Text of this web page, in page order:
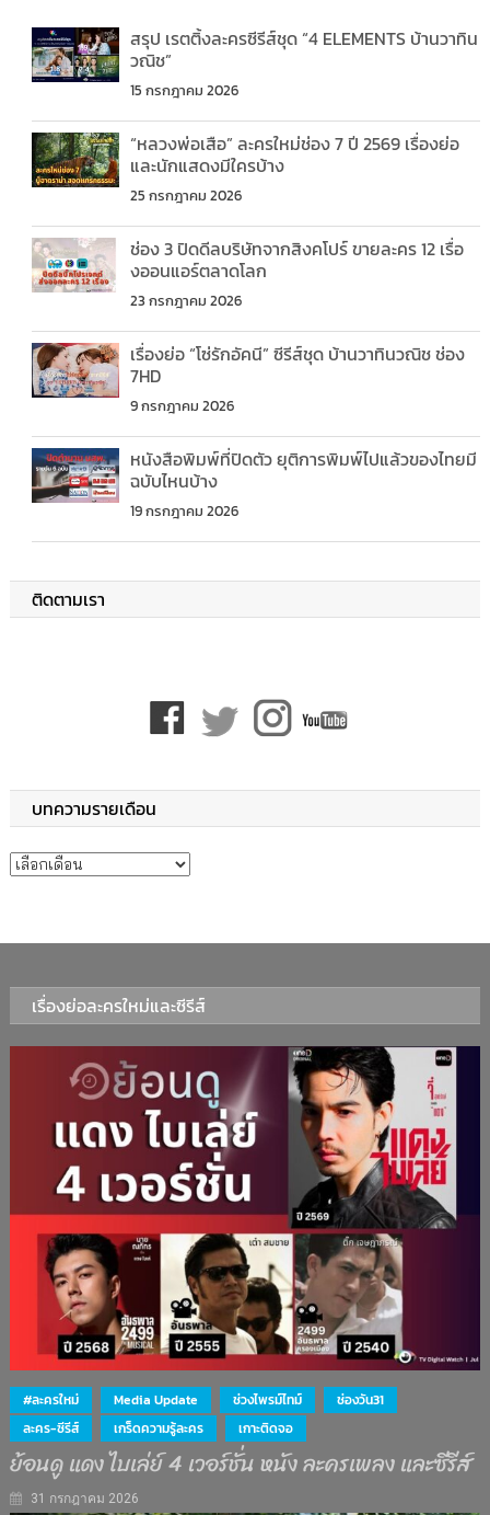
สรุป เรตติ้งละครซีรีส์ชุด “4 ELEMENTS บ้านวาทิน
วณิช”
15 กรกฎาคม 2026
“หลวงพ่อเสือ” ละครใหม่ช่อง 7 ปี 2569 เรื่องย่อ
และนักแสดงมีใครบ้าง
25 กรกฎาคม 2026
ช่อง 3 ปิดดีลบริษัทจากสิงคโปร์ ขายละคร 12 เรื่อ
งออนแอร์ตลาดโลก
23 กรกฎาคม 2026
เรื่องย่อ “โซ่รักอัคนี” ซีรีส์ชุด บ้านวาทินวณิช ช่อง
7HD
9 กรกฎาคม 2026
หนังสือพิมพ์ที่ปิดตัว ยุติการพิมพ์ไปแล้วของไทยมี
ฉบับไหนบ้าง
19 กรกฎาคม 2026
ติดตามเรา
บทความรายเดือน
บทความรายเดือน
เรื่องย่อละครใหม่และซีรีส์
#ละครใหม่ Media Update ช่วงไพรม์ไทม์
ช่องวัน31
ละคร-ซีรีส์
เกร็ดความรู้ละคร เกาะติดจอ
ย้อนดู แดง ไบเล่ย์ 4 เวอร์ชั่น หนัง ละครเพลง และซีรีส์
31 กรกฎาคม 2026